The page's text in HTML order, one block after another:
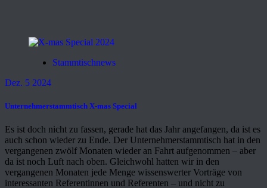
Stammtischnews
Dez. 5 2024
Unternehmerstammtisch X-mas Special
Es ist doch nicht zu fassen, gerade hat das Jahr angefangen, da ist es
auch schon wieder zu Ende. Der Unternehmerstammtisch hat in den
vergangenen zwölf Monaten wieder an Fahrt aufgenommen – aber
da ist noch Luft nach oben. Gleichwohl hatten wir in den
vergangenen Monaten jede Menge wissenswerter Vorträge von
interessanten Referentinnen und Referenten – und nicht zu